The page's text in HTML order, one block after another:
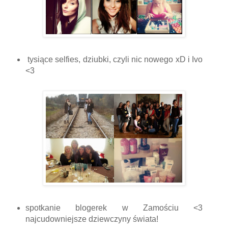
tysiące selfies, dziubki, czyli nic nowego xD i Ivo
<3
spotkanie blogerek w Zamościu <3
najcudowniejsze dziewczyny świata!